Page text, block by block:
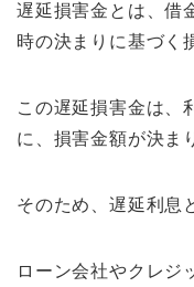
遅延損害金とは、借
時の決まりに基づく
この遅延損害金は、
に、損害金額が決ま
そのため、遅延利息
ローン会社やクレジ